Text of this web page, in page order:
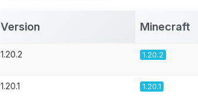
Version Minecraft
1.20.2 1.20.2
1.20.1 1.20.1